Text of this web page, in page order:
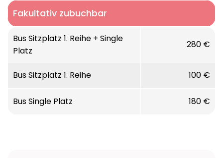
Fakultativ zubuchbar
Bus Sitzplatz 1. Reihe + Single
Platz
280 €
Bus Sitzplatz 1. Reihe 100 €
Bus Single Platz 180 €